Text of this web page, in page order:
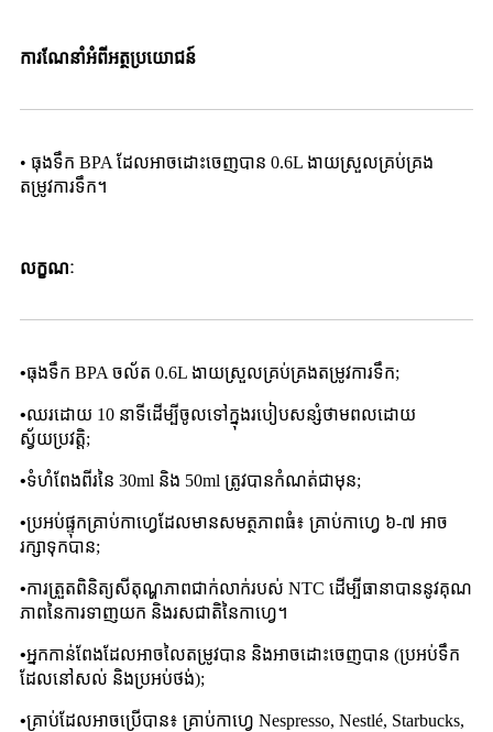
ការណែនាំអំពីអត្ថប្រយោជន៍
• ធុងទឹក BPA ដែលអាចដោះចេញបាន 0.6L ងាយស្រួលគ្រប់គ្រង
តម្រូវការទឹក។
លក្ខណៈ
•ធុងទឹក BPA ចល័ត 0.6L ងាយស្រួលគ្រប់គ្រងតម្រូវការទឹក;
•ឈរដោយ 10 នាទីដើម្បីចូលទៅក្នុងរបៀបសន្សំថាមពលដោយ
ស្វ័យប្រវត្តិ;
•ទំហំពែងពីរនៃ 30ml និង 50ml ត្រូវបានកំណត់ជាមុន;
•ប្រអប់ផ្ទុកគ្រាប់កាហ្វេដែលមានសមត្ថភាពធំ៖ គ្រាប់កាហ្វេ ៦-៧ អាច
រក្សាទុកបាន;
•ការត្រួតពិនិត្យសីតុណ្ហភាពជាក់លាក់របស់ NTC ដើម្បីធានាបាននូវគុណ
ភាពនៃការទាញយក និងរសជាតិនៃកាហ្វេ។
•អ្នកកាន់ពែងដែលអាចលៃតម្រូវបាន និងអាចដោះចេញបាន (ប្រអប់ទឹក
ដែលនៅសល់ និងប្រអប់ថង់);
•គ្រាប់ដែលអាចប្រើបាន៖ គ្រាប់កាហ្វេ Nespresso, Nestlé, Starbucks,